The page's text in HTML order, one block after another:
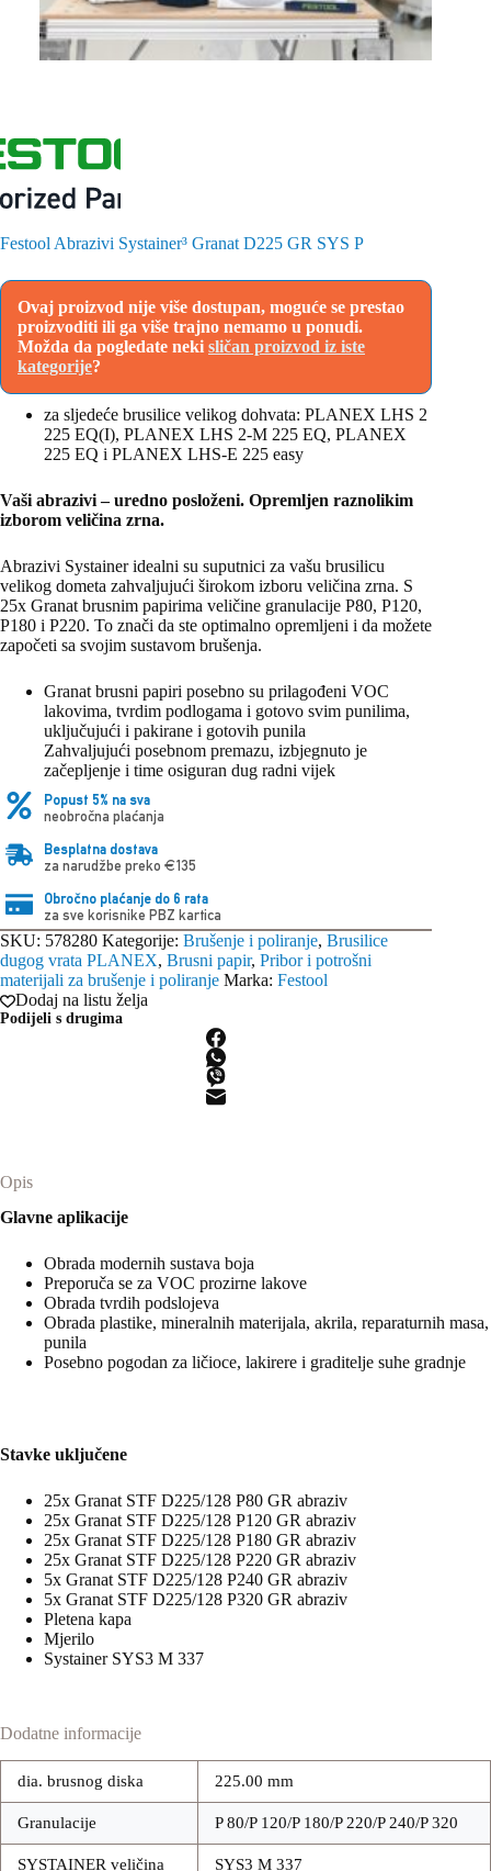
Festool Abrazivi Systainer³ Granat D225 GR SYS P
Ovaj proizvod nije više dostupan, moguće se prestao
proizvoditi ili ga više trajno nemamo u ponudi.
Možda da pogledate neki sličan proizvod iz iste
kategorije?
za sljedeće brusilice velikog dohvata: PLANEX LHS 2
225 EQ(I), PLANEX LHS 2-M 225 EQ, PLANEX
225 EQ i PLANEX LHS-E 225 easy
Vaši abrazivi – uredno posloženi. Opremljen raznolikim
izborom veličina zrna.
Abrazivi Systainer idealni su suputnici za vašu brusilicu
velikog dometa zahvaljujući širokom izboru veličina zrna. S
25x Granat brusnim papirima veličine granulacije P80, P120,
P180 i P220. To znači da ste optimalno opremljeni i da možete
započeti sa svojim sustavom brušenja.
Granat brusni papiri posebno su prilagođeni VOC
lakovima, tvrdim podlogama i gotovo svim punilima,
uključujući i pakirane i gotovih punila
Zahvaljujući posebnom premazu, izbjegnuto je
začepljenje i time osiguran dug radni vijek
Popust 5% na sva
neobročna plaćanja
Besplatna dostava
za narudžbe preko €135
Obročno plaćanje do 6 rata
za sve korisnike PBZ kartica
SKU: 578280 Kategorije: Brušenje i poliranje, Brusilice
dugog vrata PLANEX, Brusni papir, Pribor i potrošni
materijali za brušenje i poliranje Marka: Festool
Dodaj na listu želja
Podijeli s drugima
Opis
Glavne aplikacije
Obrada modernih sustava boja
Preporuča se za VOC prozirne lakove
Obrada tvrdih podslojeva
Obrada plastike, mineralnih materijala, akrila, reparaturnih masa,
punila
Posebno pogodan za ličioce, lakirere i graditelje suhe gradnje
Stavke uključene
25x Granat STF D225/128 P80 GR abraziv
25x Granat STF D225/128 P120 GR abraziv
25x Granat STF D225/128 P180 GR abraziv
25x Granat STF D225/128 P220 GR abraziv
5x Granat STF D225/128 P240 GR abraziv
5x Granat STF D225/128 P320 GR abraziv
Pletena kapa
Mjerilo
Systainer SYS3 M 337
Dodatne informacije
dia. brusnog diska 225.00 mm
Granulacije P 80/P 120/P 180/P 220/P 240/P 320
SYSTAINER veličina SYS3 M 337